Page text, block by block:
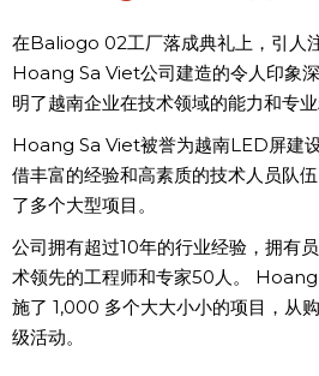
在Baliogo 02工厂落成典礼上，引人
Hoang Sa Viet公司建造的令人印象
明了越南企业在技术领域的能力和专业
Hoang Sa Viet被誉为越南LED屏建
借丰富的经验和高素质的技术人员队
了多个大型项目。
公司拥有超过10年的行业经验，拥有
术领先的工程师和专家50人。
施了 1,000 多个大大小小的项目，从
级活动。